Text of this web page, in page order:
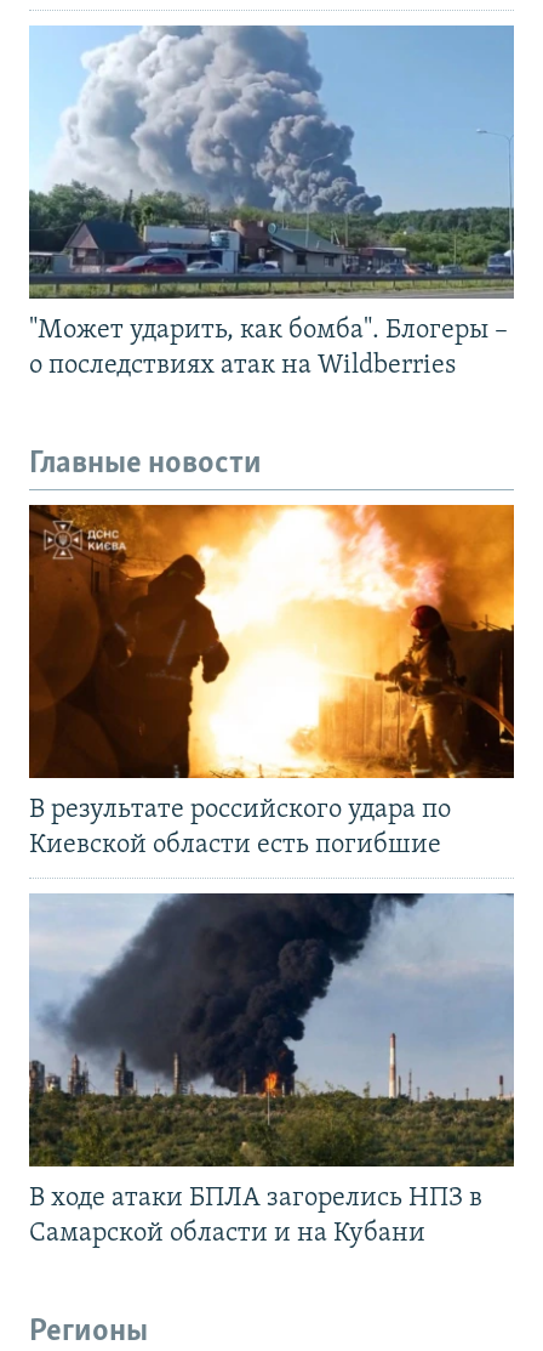
"Может ударить, как бомба". Блогеры –
о последствиях атак на Wildberries
Главные новости
В результате российского удара по
Киевской области есть погибшие
В ходе атаки БПЛА загорелись НПЗ в
Самарской области и на Кубани
Регионы